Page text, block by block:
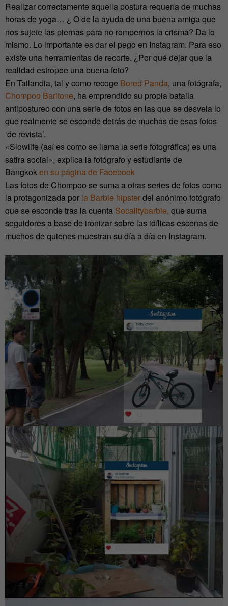
Realizar correctamente aquella postura requería de muchas
horas de yoga… ¿ O de la ayuda de una buena amiga que
nos sujete las piernas para no rompernos la crisma? Da lo
mismo. Lo importante es dar el pego en Instagram. Para eso
existe una herramientas de recorte. ¿Por qué dejar que la
realidad estropee una buena foto?
En Tailandia, tal y como recoge Bored Panda, una fotógrafa,
Chompoo Baritone, ha emprendido su propia batalla
antipostureo con una serie de fotos en las que se desvela lo
que realmente se esconde detrás de muchas de esas fotos
‘de revista’.
«Slowlife (así es como se llama la serie fotográfica) es una
sátira social», explica la fotógrafo y estudiante de
Bangkoken su página de Facebook
Las fotos de Chompoo se suma a otras series de fotos como
la protagonizada por la Barbie hipsterdel anónimo fotógrafo
que se esconde tras la cuenta Socalitybarbie, que suma
seguidores a base de ironizar sobre las idílicas escenas de
muchos de quienes muestran su día a día en Instagram.